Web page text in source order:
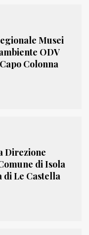
Musei
ODV
Colonna
Direzione
di Isola
di Le Castella